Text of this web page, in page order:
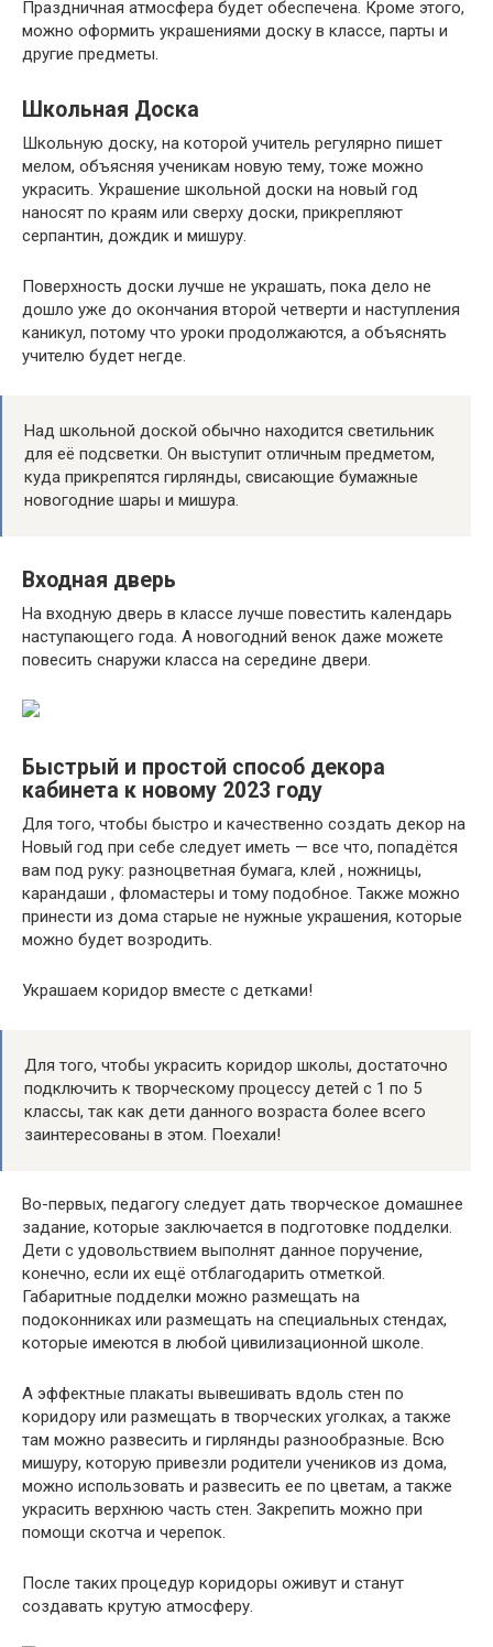
Праздничная атмосфера будет обеспечена. Кроме этого,
можно оформить украшениями доску в классе, парты и
другие предметы.
Школьная Доска
Школьную доску, на которой учитель регулярно пишет
мелом, объясняя ученикам новую тему, тоже можно
украсить. Украшение школьной доски на новый год
наносят по краям или сверху доски, прикрепляют
серпантин, дождик и мишуру.
Поверхность доски лучше не украшать, пока дело не
дошло уже до окончания второй четверти и наступления
каникул, потому что уроки продолжаются, а объяснять
учителю будет негде.
Над школьной доской обычно находится светильник
для её подсветки. Он выступит отличным предметом,
куда прикрепятся гирлянды, свисающие бумажные
новогодние шары и мишура.
Входная дверь
На входную дверь в классе лучше повестить календарь
наступающего года. А новогодний венок даже можете
повесить снаружи класса на середине двери.
Быстрый и простой способ декора
кабинета к новому 2023 году
Для того, чтобы быстро и качественно создать декор на
Новый год при себе следует иметь — все что, попадётся
вам под руку: разноцветная бумага, клей , ножницы,
карандаши , фломастеры и тому подобное. Также можно
принести из дома старые не нужные украшения, которые
можно будет возродить.
Украшаем коридор вместе с детками!
Для того, чтобы украсить коридор школы, достаточно
подключить к творческому процессу детей с 1 по 5
классы, так как дети данного возраста более всего
заинтересованы в этом. Поехали!
Во-первых, педагогу следует дать творческое домашнее
задание, которые заключается в подготовке подделки.
Дети с удовольствием выполнят данное поручение,
конечно, если их ещё отблагодарить отметкой.
Габаритные подделки можно размещать на
подоконниках или размещать на специальных стендах,
которые имеются в любой цивилизационной школе.
А эффектные плакаты вывешивать вдоль стен по
коридору или размещать в творческих уголках, а также
там можно развесить и гирлянды разнообразные. Всю
мишуру, которую привезли родители учеников из дома,
можно использовать и развесить ее по цветам, а также
украсить верхнюю часть стен. Закрепить можно при
помощи скотча и черепок.
После таких процедур коридоры оживут и станут
создавать крутую атмосферу.